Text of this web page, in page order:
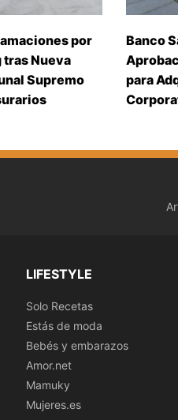
por
Nueva
Supremo
Banco
para
LIFESTYLE
Solo Recetas
Estás de moda
Bebés y embarazos
Amor.net
Mamuky
Mujeres.es